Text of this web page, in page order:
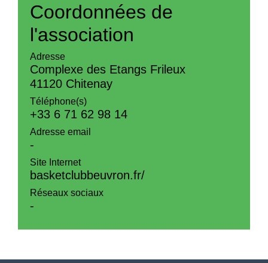
Coordonnées de
l'association
Adresse
Complexe des Etangs Frileux
41120 Chitenay
Téléphone(s)
+33 6 71 62 98 14
Adresse email
-
Site Internet
basketclubbeuvron.fr/
Réseaux sociaux
-